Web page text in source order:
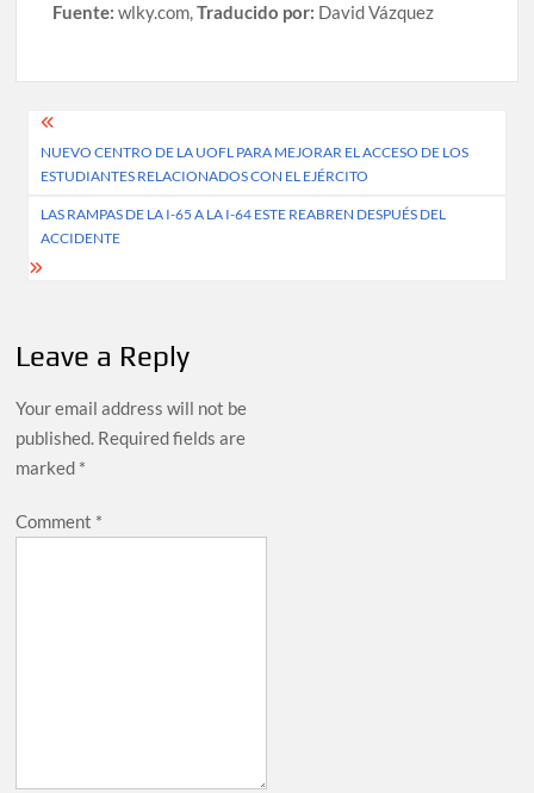
Fuente: wlky.com,Traducido por: David Vázquez
Post
navigation
NUEVO CENTRO DE LA UOFL PARA MEJORAR EL ACCESO DE LOS
ESTUDIANTES RELACIONADOS CON EL EJÉRCITO
LAS RAMPAS DE LA I-65 A LA I-64 ESTE REABREN DESPUÉS DEL
ACCIDENTE
Leave a Reply
Your email address will not be
published. Required fields are
marked *
Comment *